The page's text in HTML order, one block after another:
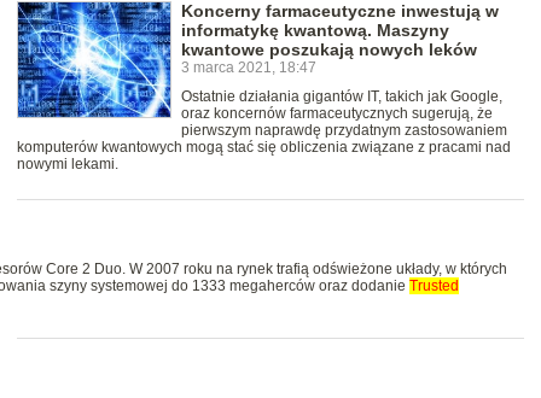
Koncerny farmaceutyczne inwestują w
informatykę kwantową. Maszyny
kwantowe poszukają nowych leków
3 marca 2021, 18:47
Ostatnie działania gigantów IT, takich jak Google,
oraz koncernów farmaceutycznych sugerują, że
pierwszym naprawdę przydatnym zastosowaniem
komputerów kwantowych mogą stać się obliczenia związane z pracami nad
nowymi lekami.
Core 2 Duo. W 2007 roku na rynek trafią odświeżone układy, w których
szyny systemowej do 1333 megaherców oraz dodanie Trusted